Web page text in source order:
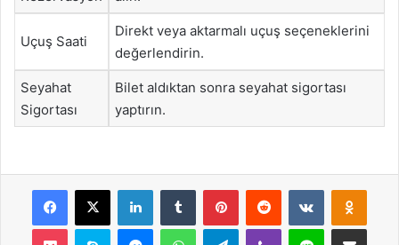
Uçuş Saati
Direkt veya aktarmalı uçuş seçeneklerini
değerlendirin.
Seyahat
Sigortası
Bilet aldıktan sonra seyahat sigortası
yaptırın.
Facebook
X LinkedInTumblr PinterestReddit VKontakte
Pocket Skype MessengerWhatsAppTelegramViber Line E-Posta ile